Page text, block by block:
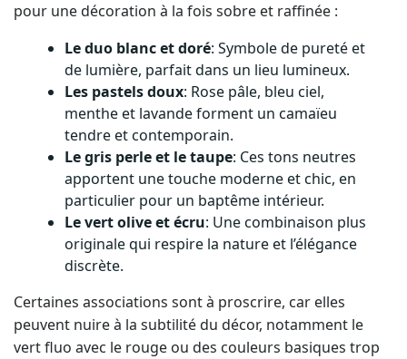
pour une décoration à la fois sobre et raffinée :
Le duo blanc et doré: Symbole de pureté et
de lumière, parfait dans un lieu lumineux.
Les pastels doux: Rose pâle, bleu ciel,
menthe et lavande forment un camaïeu
tendre et contemporain.
Le gris perle et le taupe: Ces tons neutres
apportent une touche moderne et chic, en
particulier pour un baptême intérieur.
Le vert olive et écru: Une combinaison plus
originale qui respire la nature et l’élégance
discrète.
Certaines associations sont à proscrire, car elles
peuvent nuire à la subtilité du décor, notamment le
vert fluo avec le rouge ou des couleurs basiques trop